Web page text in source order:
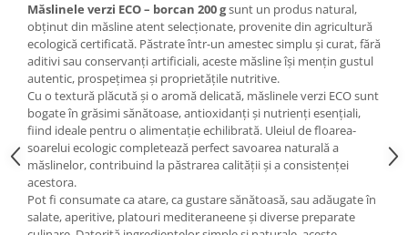
Măslinele verzi ECO – borcan 200 gsunt un produs natural,
obținut din măsline atent selecționate, provenite din agricultură
ecologică certificată. Păstrate într-un amestec simplu și curat, fără
aditivi sau conservanți artificiali, aceste măsline își mențin gustul
autentic, prospețimea și proprietățile nutritive.
Cu o textură plăcută și o aromă delicată, măslinele verzi ECO sunt
bogate în grăsimi sănătoase, antioxidanți și nutrienți esențiali,
fiind ideale pentru o alimentație echilibrată. Uleiul de floarea-
soarelui ecologic completează perfect savoarea naturală a
măslinelor, contribuind la păstrarea calității și a consistenței
acestora.
Pot fi consumate ca atare, ca gustare sănătoasă, sau adăugate în
salate, aperitive, platouri mediteraneene și diverse preparate